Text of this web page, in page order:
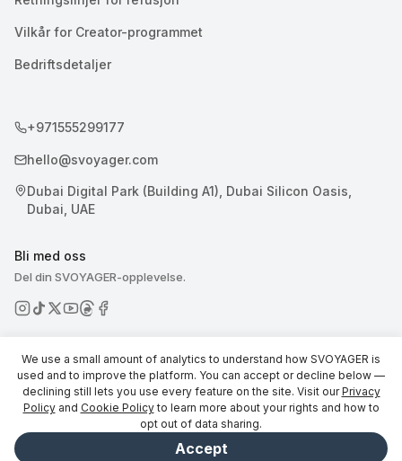
Vilkår for Creator-programmet
Bedriftsdetaljer
+971555299177
hello@svoyager.com
Dubai Digital Park (Building A1), Dubai Silicon Oasis,
Dubai, UAE
Bli med oss
Del din SVOYAGER-opplevelse.
© 2026 SVOYAGER
We use a small amount of analytics to understand how SVOYAGER is
used and to improve the platform. You can accept or decline below —
declining still lets you use every feature on the site. Visit our Privacy
Policy and Cookie Policy to learn more about your rights and how to
opt out of data sharing.
Accept